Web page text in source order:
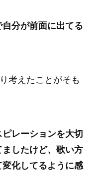
分が前面に出てる
考えたことがそも
レーションを大切
したけど、歌い方
化してるように感